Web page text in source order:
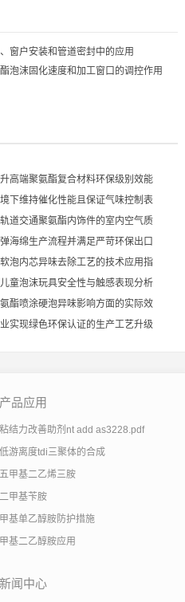
窗户安装和管道密封中的应用
泡沫固化速度和加工窗口的调控作用
高端聚氨酯复合材料环保级别效能
下维持催化性能且保证气味控制表
道交通聚氨酯内饰件的室内空气质
海绵生产流程并满足严苛环保出口
泡内芯异味去除工艺的技术应用指
童泡沫玩具安全性与触感表现分析
酯喷涂硬泡异味影响方面的实际效
实现绿色环保认证的生产工艺升级
产品应用
粘结力改善助剂nt add as3228.pdf
低游离度tdi三聚体的合成
五甲基二乙烯三胺
二甲基苄胺
甲基单乙醇胺防护措施
甲基二乙醇胺应用
新闻中心